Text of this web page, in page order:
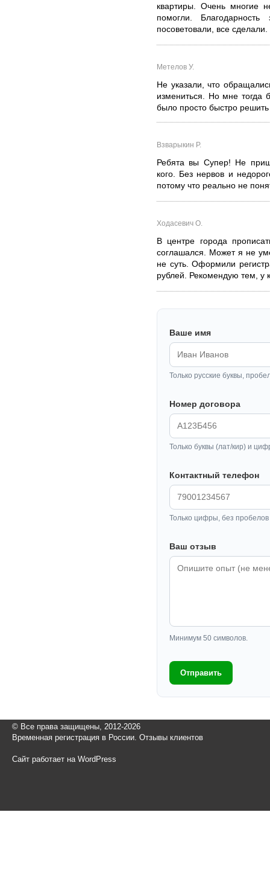
квартиры. Очень многие
помогли.
посоветовали, все
Метелов У.
Не указали, что
измениться. Но мне тогда
было просто быстро
Взварыкин Р.
Ребята вы Супер! Не
кого. Без нервов и
потому что реально не
Ходасевич О.
В центре города
соглашался. Может я не
не суть. Оформили
рублей. Рекомендую тем, у
Ваше имя
Только русские буквы,
Номер договора
Только буквы (лат/кир) и
Контактный телефон
Только цифры, без
Ваш отзыв
Минимум 50 символов.
Отправить
© Все права защищены, 2012-2026
Временная регистрация в России. Отзывы клиентов
Сайт работает на WordPress